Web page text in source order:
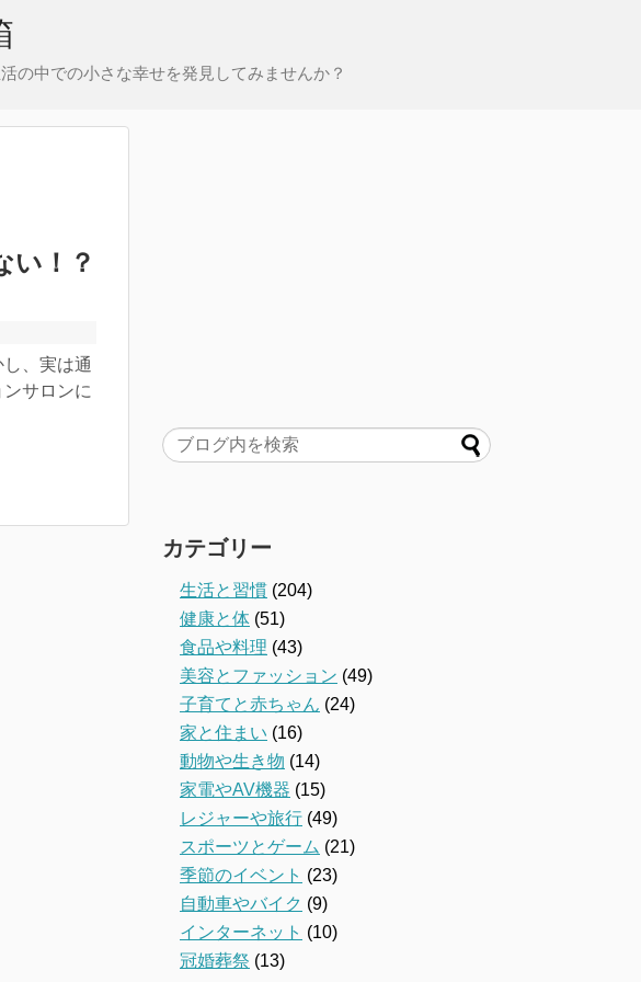
の中での小さな幸せを発見してみませんか？
い！？
、実は通
サロンに
カテゴリー
生活と習慣 (204)
健康と体 (51)
食品や料理 (43)
美容とファッション (49)
子育てと赤ちゃん (24)
家と住まい (16)
動物や生き物 (14)
家電やAV機器 (15)
レジャーや旅行 (49)
スポーツとゲーム (21)
季節のイベント (23)
自動車やバイク (9)
インターネット (10)
冠婚葬祭 (13)